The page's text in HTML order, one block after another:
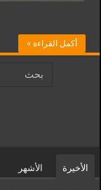
أكمل القراءة »
الأخيرة الأشهر